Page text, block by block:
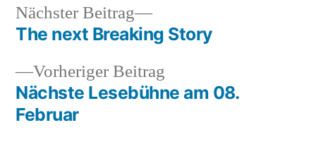
Beitragsnavigation
Vorheriger Beitrag
Beitrag:
Nächste Lesebühne am 08.
Februar
Nächster Beitrag
Nächster
Beitrag:
The next Breaking Story